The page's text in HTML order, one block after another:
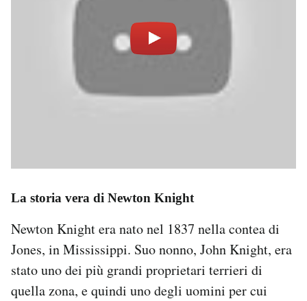
La storia vera di Newton Knight
Newton Knight era nato nel 1837 nella contea di
Jones, in Mississippi. Suo nonno, John Knight, era
stato uno dei più grandi proprietari terrieri di
quella zona, e quindi uno degli uomini per cui